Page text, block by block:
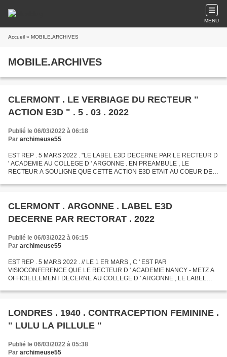
MENU
Accueil » MOBILE.ARCHIVES
MOBILE.ARCHIVES
CLERMONT . LE VERBIAGE DU RECTEUR "
ACTION E3D " . 5 . 03 . 2022
Publié le 06/03/2022 à 06:18
Par archimeuse55
EST REP . 5 MARS 2022 . "LE LABEL E3D DECERNE PAR LE RECTEUR D
' ACADEMIE AU COLLEGE D ' ARGONNE . EN PREAMBULE , LE
RECTEUR A SOULIGNE QUE CETTE ACTION E3D ETAIT AU COEUR DES
JEUNES AUTANT...
CLERMONT . ARGONNE . LABEL E3D
DECERNE PAR RECTORAT . 2022
Publié le 06/03/2022 à 06:15
Par archimeuse55
EST REP . 5 MARS 2022 . // LE 1 ER MARS , C ' EST PAR
VISIOCONFERENCE QUE LE RECTEUR D ' ACADEMIE NANCY - METZ A
OFFICIELLEMENT DECERNE AU COLLEGE D ' ARGONNE , LE LABEL
LONDRES . 1940 . CONTRACEPTION FEMININE .
" LULU LA PILLULE "
Publié le 06/03/2022 à 05:38
Par archimeuse55